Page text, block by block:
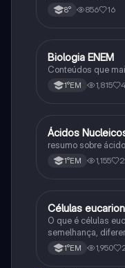
8° 856 16
Ciência
Biologia ENEM
Conteúdos que
1°EM 1,815
Biologia
Ácidos
resumo sobre
1°EM 1,155
Biologia
Células
O que é células
semelhança,
1°EM 1,950